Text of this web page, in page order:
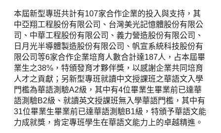
本屆新型專班共計有107家合作企業的投入與支持，其
中亞翔工程股份有限公司、台灣美光記憶體股份有限公
司、中華工程股份有限公司、義力營造股份有限公司、
日月光半導體製造股份有限公司、帆宣系統科技股份有
限公司等6家合作企業培育人數合計達187人，占本屆畢
業生之38%，特頒發育才夥伴獎，以感謝企業共同培育
人才之貢獻；另新型專班就讀中文授課班之華語文入學
門檻為華語測驗A2級，其中有4位畢業生畢業前已達華
語測驗B2級、就讀英文授課班無入學華語門檻，其中有
31位畢業生畢業前已達華語測驗B1級，特頒予華語文能
力成就獎，肯定專班學生在華語文能力上的卓越精進。